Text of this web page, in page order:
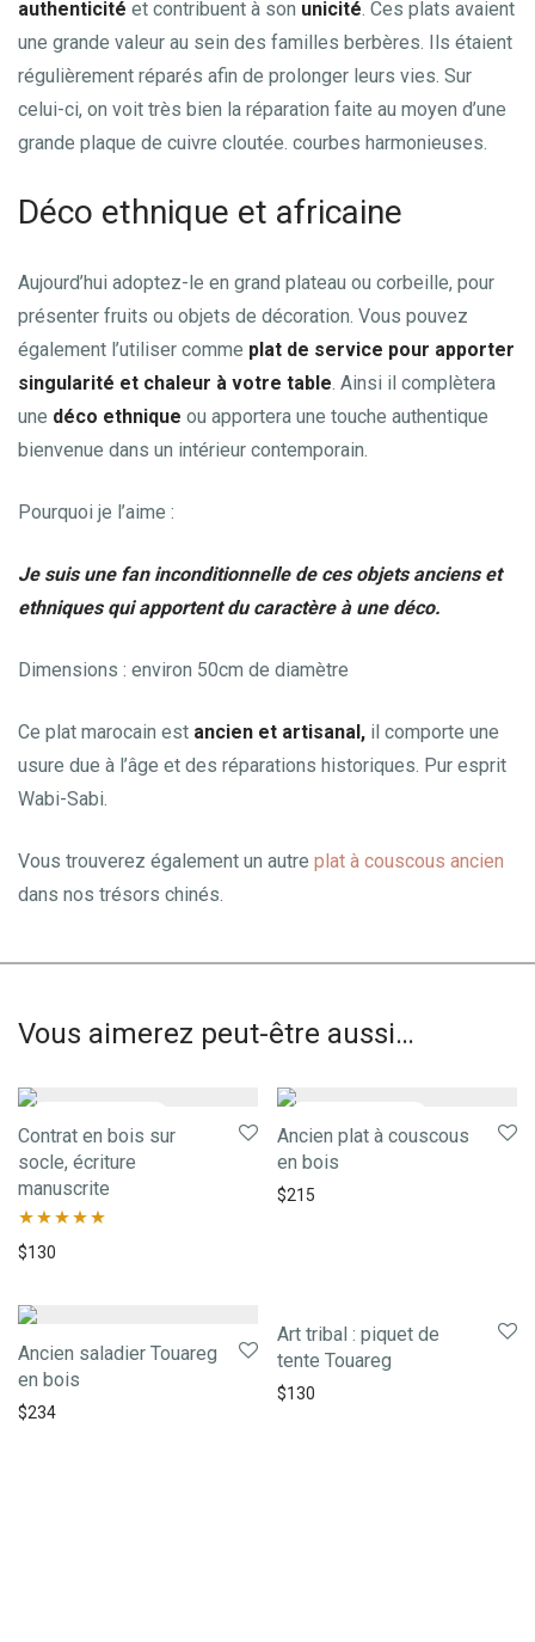
authenticité et contribuent à son unicité . Ces plats avaient
une grande valeur au sein des familles berbères. Ils étaient
régulièrement réparés afin de prolonger leurs vies. Sur
celui-ci, on voit très bien la réparation faite au moyen d’une
grande plaque de cuivre cloutée. courbes harmonieuses.
Déco ethnique et africaine
Aujourd’hui adoptez-le en grand plateau ou corbeille, pour
présenter fruits ou objets de décoration. Vous pouvez
également l’utiliser comme plat de service pour apporter
singularité et chaleur à votre table . Ainsi il complètera
une déco ethnique ou apportera une touche authentique
bienvenue dans un intérieur contemporain.
Pourquoi je l’aime :
Je suis une fan inconditionnelle de ces objets anciens et
ethniques qui apportent du caractère à une déco.
Dimensions : environ 50cm de diamètre
Ce plat marocain est ancien et artisanal, il comporte une
usure due à l’âge et des réparations historiques. Pur esprit
Wabi-Sabi.
Vous trouverez également un autre plat à couscous ancien
dans nos trésors chinés.
Vous aimerez peut-être aussi…
Contrat en bois sur
socle, écriture
manuscrite
Note5.00
$130
Ancien plat à couscous
en bois
$215
Ancien saladier Touareg
en bois
$234
Art tribal : piquet de
tente Touareg
$130